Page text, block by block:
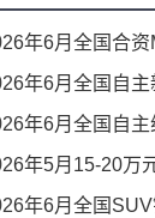
年6月全国合资MPV销
年6月全国自主新能源
年6月全国自主纯电动
年5月15-20万元插电混
年6月全国SUV